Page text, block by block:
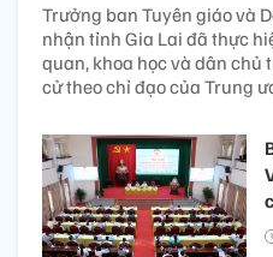
Trưởng ban Tuyên giáo và
nhận tỉnh Gia Lai đã thực
quan, khoa học và dân chủ
cử theo chỉ đạo của Trung